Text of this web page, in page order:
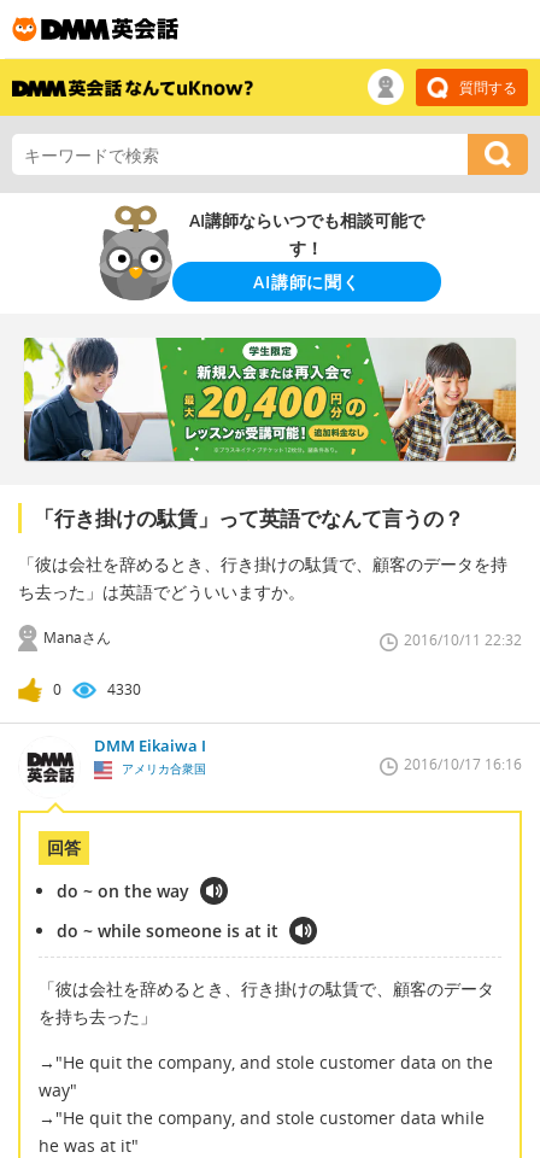
質問する
AI講師ならいつでも相談可能で
す！
AI講師に聞く
「行き掛けの駄賃」って英語でなんて言うの？
「彼は会社を辞めるとき、行き掛けの駄賃で、顧客のデータを持
ち去った」は英語でどういいますか。
Manaさん 2016/10/11 22:32
0 4330
DMM Eikaiwa I
アメリカ合衆国 2016/10/17 16:16
回答
do ~ on the way
do ~ while someone is at it
「彼は会社を辞めるとき、行き掛けの駄賃で、顧客のデータ
を持ち去った」
→"He quit the company, and stole customer data on the
way"
→"He quit the company, and stole customer data while
he was at it"